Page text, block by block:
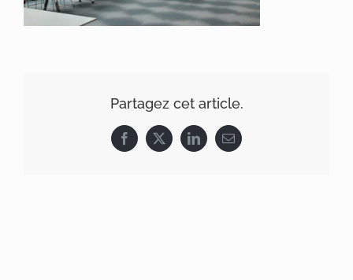
Partagez cet article.
Facebook
X LinkedInEmail